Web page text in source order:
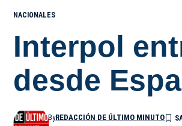
NACIONALES
Interpol
desde
ByREDACCIÓN DE ÚLTIMO MINUTO